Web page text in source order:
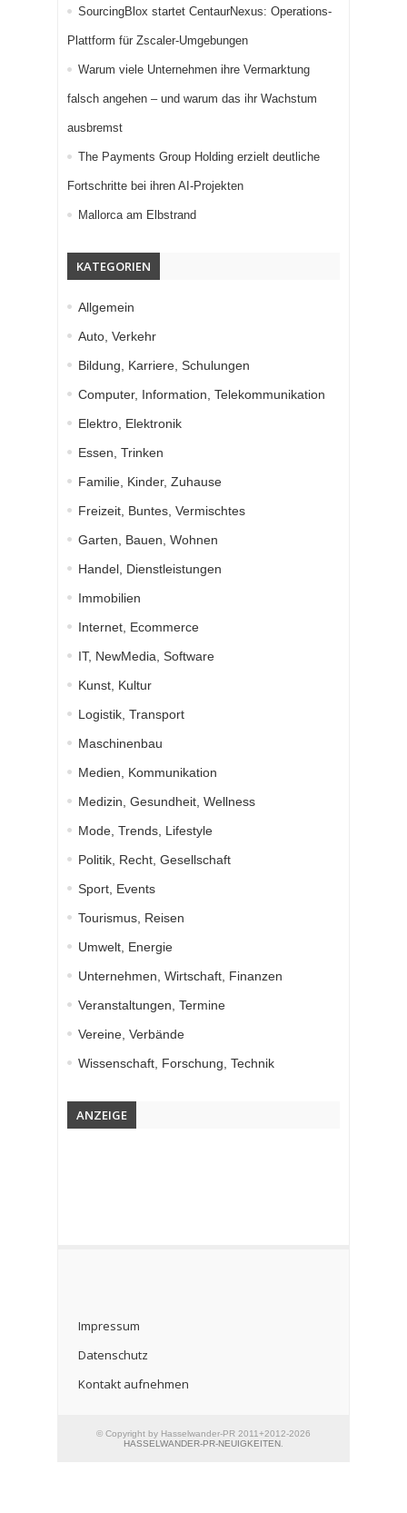
SourcingBlox startet CentaurNexus: Operations-
Plattform für Zscaler-Umgebungen
Warum viele Unternehmen ihre Vermarktung
falsch angehen – und warum das ihr Wachstum
ausbremst
The Payments Group Holding erzielt deutliche
Fortschritte bei ihren AI-Projekten
Mallorca am Elbstrand
KATEGORIEN
Allgemein
Auto, Verkehr
Bildung, Karriere, Schulungen
Computer, Information, Telekommunikation
Elektro, Elektronik
Essen, Trinken
Familie, Kinder, Zuhause
Freizeit, Buntes, Vermischtes
Garten, Bauen, Wohnen
Handel, Dienstleistungen
Immobilien
Internet, Ecommerce
IT, NewMedia, Software
Kunst, Kultur
Logistik, Transport
Maschinenbau
Medien, Kommunikation
Medizin, Gesundheit, Wellness
Mode, Trends, Lifestyle
Politik, Recht, Gesellschaft
Sport, Events
Tourismus, Reisen
Umwelt, Energie
Unternehmen, Wirtschaft, Finanzen
Veranstaltungen, Termine
Vereine, Verbände
Wissenschaft, Forschung, Technik
ANZEIGE
Impressum
Datenschutz
Kontakt aufnehmen
© Copyright by Hasselwander-PR 2011+2012-2026
HASSELWANDER-PR-NEUIGKEITEN.